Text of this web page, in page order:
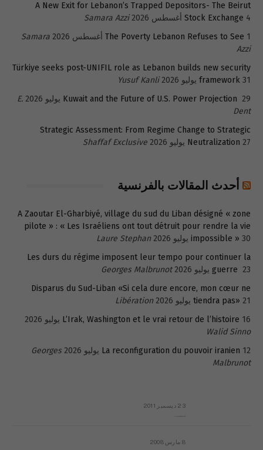
A New Exit for Lebanon’s Trapped Depositors- The Beirut
Stock Exchange 4 أغسطس 2026
Samara Azzi
The Poverty Lebanon Refuses to See 1 أغسطس 2026
Samara
Azzi
Türkiye seeks post-UNIFIL role as Lebanon builds new security
framework 31 يوليو 2026
Yusuf Kanli
Kuwait and the Future of U.S. Power Projection 29 يوليو 2026
E.
Dent
Strategic Assessment: From Regime Change to Strategic
Neutralization 27 يوليو 2026 Shaffaf Exclusive
أحدث المقالات بالفرنسية
A Zaoutar El-Gharbiyé, village du sud du Liban désigné « zone
pilote » : « Les Israéliens ont tout détruit pour rendre la vie
impossible » 30 يوليو 2026
Laure Stephan
Les durs du régime imposent leur tempo pour continuer la
guerre 23 يوليو 2026
Georges Malbrunot
Disparus du Sud-Liban «Si cela dure encore, mon cœur ne
tiendra pas» 21 يوليو 2026
Libération
L’Irak, Washington et le vrai retour de l’histoire 16 يوليو 2026
Walid Sinno
La reconfiguration du pouvoir iranien 12 يوليو 2026
Georges
Malbrunot
23 ديسمبر 2011
8 مارس 2008